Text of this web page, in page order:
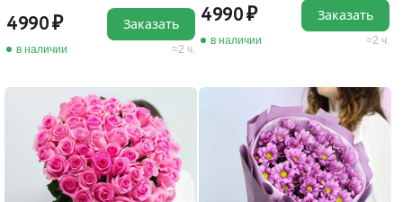
4990
в наличии 2 ч.
Заказать 4990
в наличии 2 ч.
Заказать